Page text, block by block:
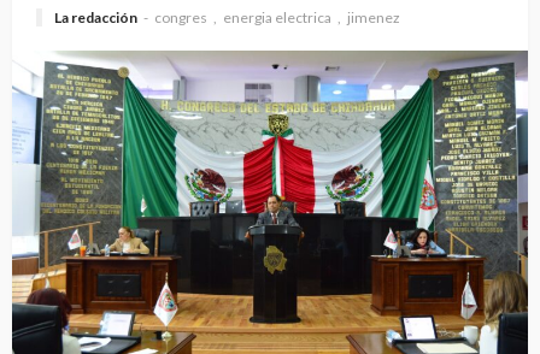
La redacción congres energia electrica jimenez